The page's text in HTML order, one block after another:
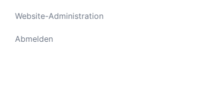
Website-Administration
Abmelden